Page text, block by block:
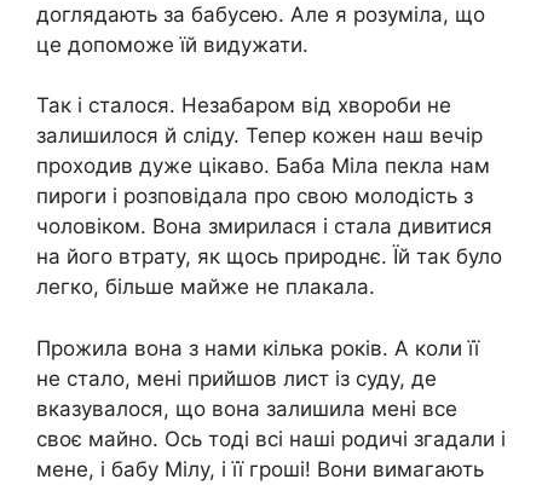
доглядають за бабусею. Але я розуміла, що
це допоможе їй видужати.
Так і сталося. Незабаром від хвороби не
залишилося й сліду. Тепер кожен наш вечір
проходив дуже цікаво. Баба Міла пекла нам
пироги і розповідала про свою молодість з
чоловіком. Вона змирилася і стала дивитися
на його втрату, як щось природнє. Їй так було
легко, більше майже не плaкала.
Прожила вона з нами кілька років. А коли її
не стало, мені прийшов лист із суду, де
вказувалося, що вона залишила мені все
своє майно. Ось тоді всі наші родичі згадали і
мене, і бабу Мілу, і її гроші! Вони вимагають